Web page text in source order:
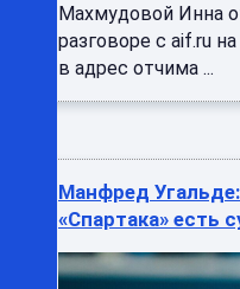
Махмудовой Инна
разговоре с aif.ru
в адрес отчима ...
Манфред Угальде:
«Спартака» есть